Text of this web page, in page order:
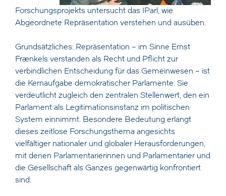
Forschungsprojekts untersucht das IParl, wie
Abgeordnete Repräsentation verstehen und ausüben.
Grundsätzliches: Repräsentation – im Sinne Ernst
Fraenkels verstanden als Recht und Pflicht zur
verbindlichen Entscheidung für das Gemeinwesen – ist
die Kernaufgabe demokratischer Parlamente. Sie
verdeutlicht zugleich den zentralen Stellenwert, den ein
Parlament als Legitimationsinstanz im politischen
System einnimmt. Besondere Bedeutung erlangt
dieses zeitlose Forschungsthema angesichts
vielfältiger nationaler und globaler Herausforderungen,
mit denen Parlamentarierinnen und Parlamentarier und
die Gesellschaft als Ganzes gegenwärtig konfrontiert
sind.